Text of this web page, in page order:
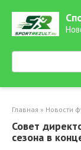
контенту
Поиск:
Главная » Новости
Совет
сезона в